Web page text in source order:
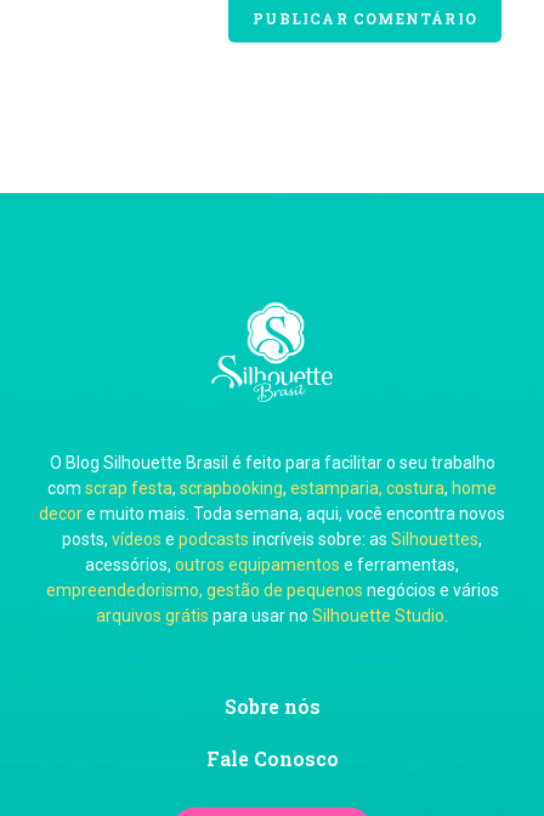
O Blog Silhouette Brasil é feito para facilitar o seu trabalho
com scrap festa, scrapbooking, estamparia, costura, home
decore muito mais. Toda semana, aqui, você encontra novos
posts, vídeos e podcasts incríveis sobre: as Silhouettes,
acessórios, outros equipamentos e ferramentas,
empreendedorismo, gestão de pequenos negócios e vários
arquivos grátis para usar no Silhouette Studio
Sobre nós
Fale Conosco